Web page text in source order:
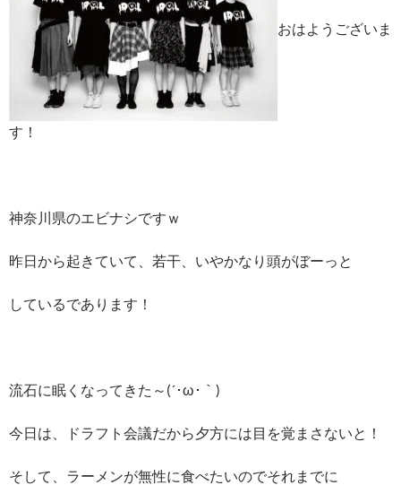
おはようございま
す！
神奈川県のエビナシですｗ
昨日から起きていて、若干、いやかなり頭がぼーっと
しているであります！
流石に眠くなってきた～(´･ω･｀)
今日は、ドラフト会議だから夕方には目を覚まさないと！
そして、ラーメンが無性に食べたいのでそれまでに